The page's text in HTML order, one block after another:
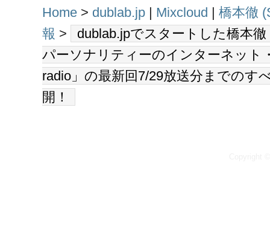
Home > dublab.jp | Mixcloud | 橋本徹
報 >
dublab.jpでスタートした橋本
パーソナリティーのインターネット
radio」の最新回7/29放送分までのす
開！